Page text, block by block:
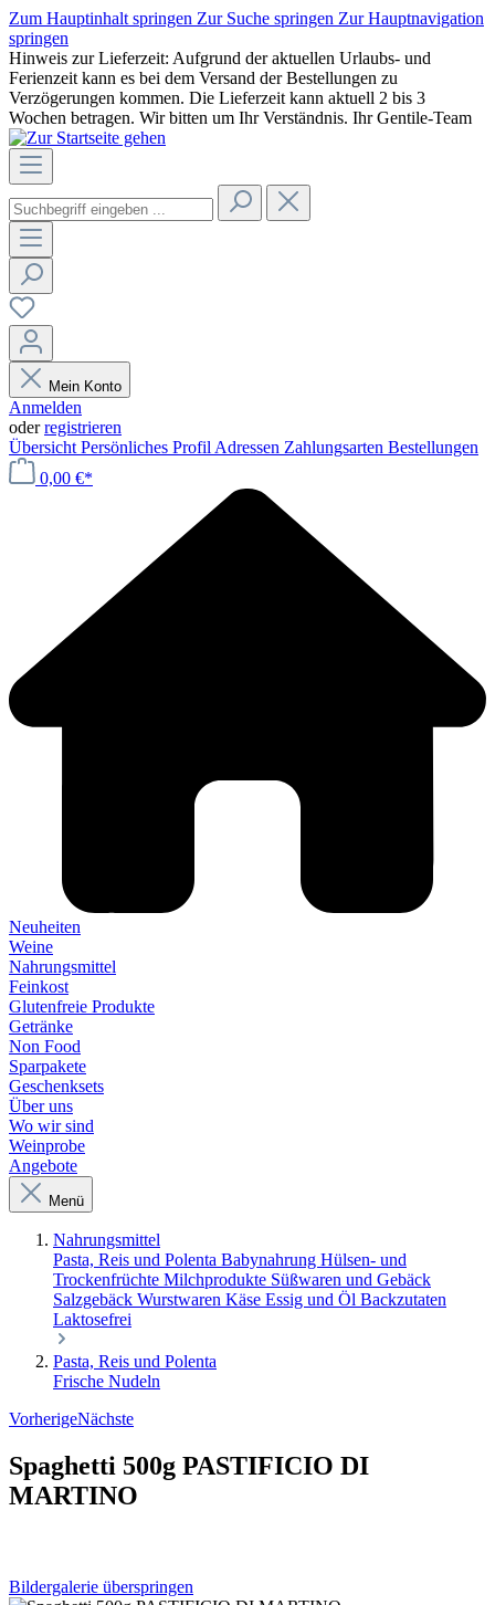
Zum Hauptinhalt springen Zur Suche springen Zur Hauptnavigation
springen
Hinweis zur Lieferzeit: Aufgrund der aktuellen Urlaubs- und
Ferienzeit kann es bei dem Versand der Bestellungen zu
Verzögerungen kommen. Die Lieferzeit kann aktuell 2 bis 3
Wochen betragen. Wir bitten um Ihr Verständnis. Ihr Gentile-Team
Mein Konto
Anmelden
oderregistrieren
Übersicht Persönliches Profil Adressen Zahlungsarten Bestellungen
0,00 €*
Neuheiten
Weine
Nahrungsmittel
Feinkost
Glutenfreie Produkte
Getränke
Non Food
Sparpakete
Geschenksets
Über uns
Wo wir sind
Weinprobe
Angebote
Menü
Nahrungsmittel
Pasta, Reis und Polenta Babynahrung Hülsen- und
Trockenfrüchte Milchprodukte Süßwaren und Gebäck
Salzgebäck Wurstwaren Käse Essig und Öl Backzutaten
Laktosefrei
Pasta, Reis und Polenta
Frische Nudeln
VorherigeNächste
Spaghetti 500g PASTIFICIO DI
MARTINO
Bildergalerie überspringen